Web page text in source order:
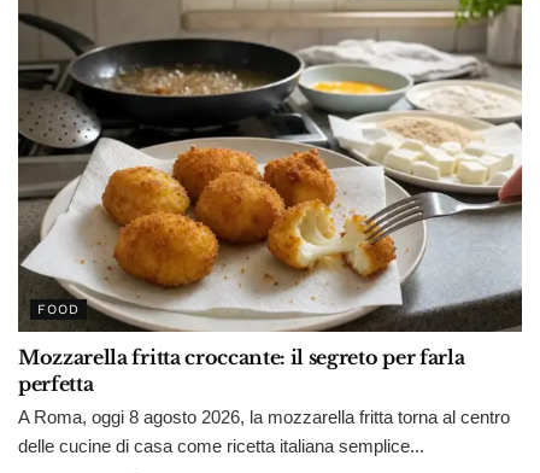
FOOD
Mozzarella fritta croccante: il segreto per farla
perfetta
A Roma, oggi 8 agosto 2026, la mozzarella fritta torna al centro
delle cucine di casa come ricetta italiana semplice...